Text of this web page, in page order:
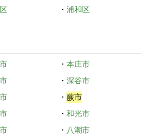
・ 浦和区
・ 本庄市
・ 深谷市
・ 蕨市
・ 和光市
・ 八潮市